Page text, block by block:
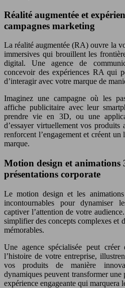
Réalité augmentée et
campagnes marketing
La réalité augmentée (RA) ouvre la
immersives qui brouillent les
digital. Une agence de
concevoir des expériences RA qui
d’interagir avec votre marque de
Imaginez une campagne où les
affiche publicitaire avec leur
prendre vie en 3D, ou une
d’essayer virtuellement vos produits
renforcent l’engagement et créent
marque.
Motion design et animations
présentations corporate
Le motion design et les
incontournables pour dynamiser
captiver l’attention de votre
simplifier des concepts complexes et
mémorables.
Une agence spécialisée peut
l’histoire de votre entreprise,
vos produits de manière
dynamiques peuvent transformer une
expérience engageante qui marquera